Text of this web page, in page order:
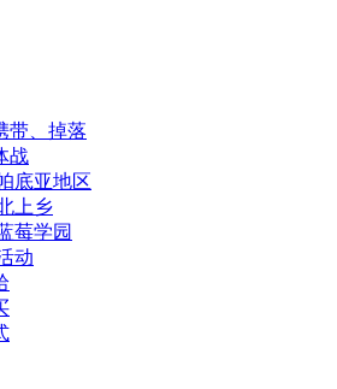
带、掉落
战
底亚地区
上乡
莓学园
动